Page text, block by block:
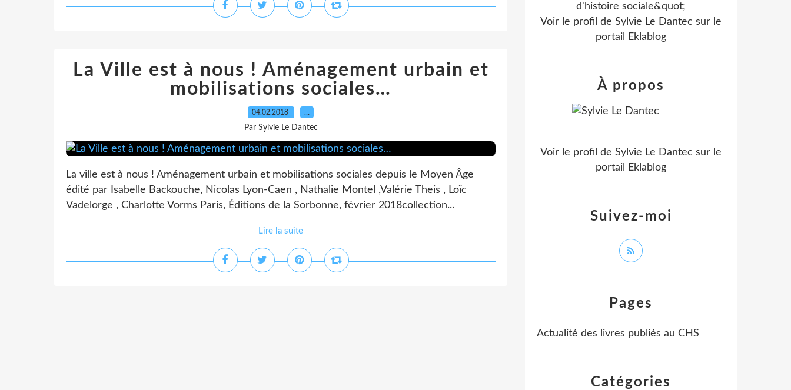
La Ville est à nous ! Aménagement urbain et
mobilisations sociales…
04.02.2018 …
Par Sylvie Le Dantec
La ville est à nous ! Aménagement urbain et mobilisations sociales depuis le Moyen Âge
édité par Isabelle Backouche, Nicolas Lyon-Caen , Nathalie Montel ,Valérie Theis , Loïc
Vadelorge , Charlotte Vorms Paris, Éditions de la Sorbonne, février 2018collection...
Lire la suite
Catégories
Pages
Actualité des livres publiés au CHS
d'histoire sociale&quot;
Voir le profil de Sylvie Le Dantec sur le
portail Eklablog
Suivez-moi
À propos
Voir le profil de Sylvie Le Dantec sur le
portail Eklablog